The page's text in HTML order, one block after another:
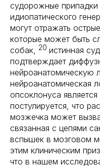
судорожные
идиопатического
могут отражать
которые может быть
собак, 20 истинная
подтверждает
нейроанатомическую
нейроанатомическая
опсоклонуса
постулируется, что
мозжечка может
связанная с цепями
вспышек в мозговом
этим клиническим
что в нашем